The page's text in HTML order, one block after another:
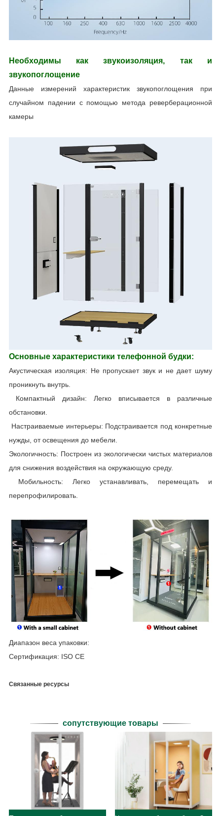
Необходимы как звукоизоляция, так и
звукопоглощение
Данные измерений характеристик звукопоглощения при
случайном падении с помощью метода реверберационной
камеры
Основные характеристики телефонной будки:
Акустическая изоляция: Не пропускает звук и не дает шуму
проникнуть внутрь.
Компактный дизайн: Легко вписывается в различные
обстановки.
Настраиваемые интерьеры: Подстраивается под конкретные
нужды, от освещения до мебели.
Экологичность: Построен из экологически чистых материалов
для снижения воздействия на окружающую среду.
Мобильность: Легко устанавливать, перемещать и
перепрофилировать.
Диапазон веса упаковки:
Сертификация: ISO CE
Связанные ресурсы
сопутствующие товары